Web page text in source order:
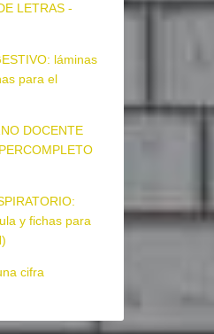
LETRAS -
láminas
para el
DOCENTE
y fichas para
cifra